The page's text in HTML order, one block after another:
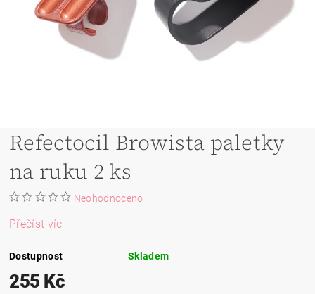
Refectocil Browista paletky
na ruku 2 ks
Neohodnoceno
Přečíst víc
Dostupnost Skladem
255 Kč